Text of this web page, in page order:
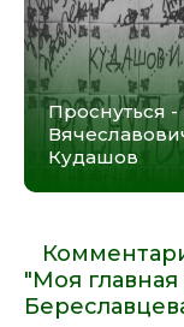
Проснуться -
Кудашов
"Моя